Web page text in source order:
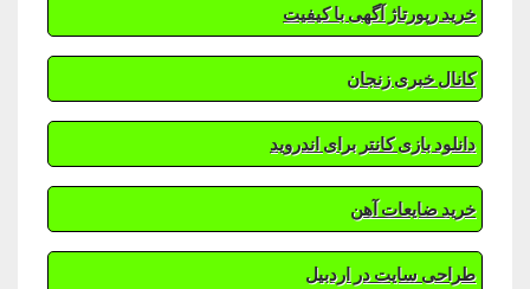
خرید رپورتاژ آگهی با کیفیت
کانال خبری زنجان
دانلود بازی کانتر برای اندروید
خرید ضایعات آهن
طراحی سایت در اردبیل